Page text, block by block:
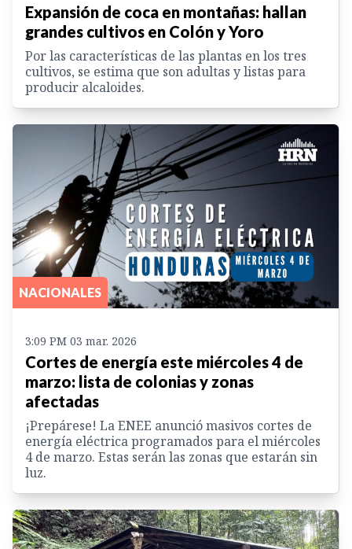
Expansión de coca en montañas: hallan
grandes cultivos en Colón y Yoro
Por las características de las plantas en los tres
cultivos, se estima que son adultas y listas para
producir alcaloides.
NACIONALES
3:09 PM 03 mar. 2026
Cortes de energía este miércoles 4 de
marzo: lista de colonias y zonas
afectadas
¡Prepárese! La ENEE anunció masivos cortes de
energía eléctrica programados para el miércoles
4 de marzo. Estas serán las zonas que estarán sin
luz.